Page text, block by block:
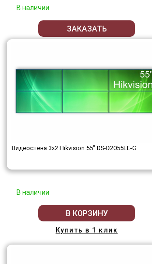
В наличии
ЗАКАЗАТЬ
Видеостена 3x2 Hikvision 55" DS-D2055LE-G
В наличии
В КОРЗИНУ
Купить в 1 клик